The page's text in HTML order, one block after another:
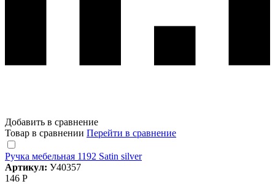
Добавить в сравнение
Товар в сравнении Перейти в сравнение
Ручка мебельная 1192 Satin silver
Артикул: У40357
146 Р